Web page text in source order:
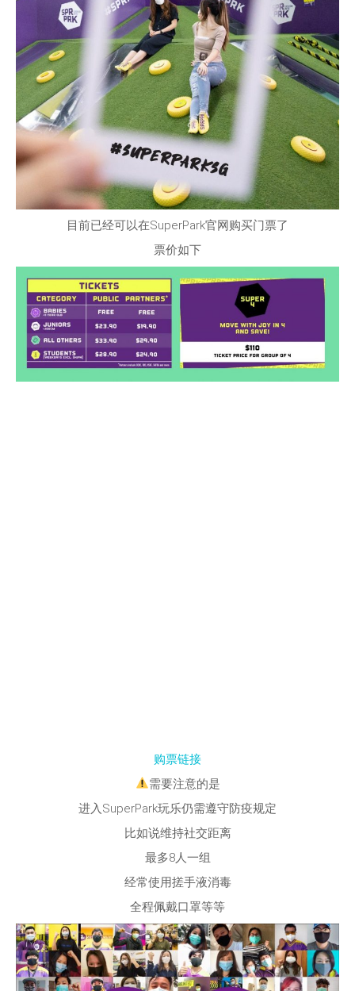
目前已经可以在SuperPark官网购买门票了
票价如下
购票链接
需要注意的是
进入SuperPark玩乐仍需遵守防疫规定
比如说维持社交距离
最多8人一组
经常使用搓手液消毒
全程佩戴口罩等等